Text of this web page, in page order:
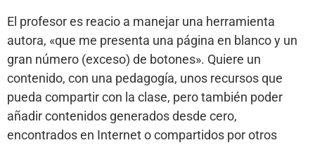
El profesor es reacio a manejar una herramienta
autora, «que me presenta una página en blanco y un
gran número (exceso) de botones». Quiere un
contenido, con una pedagogía, unos recursos que
pueda compartir con la clase, pero también poder
añadir contenidos generados desde cero,
encontrados en Internet o compartidos por otros